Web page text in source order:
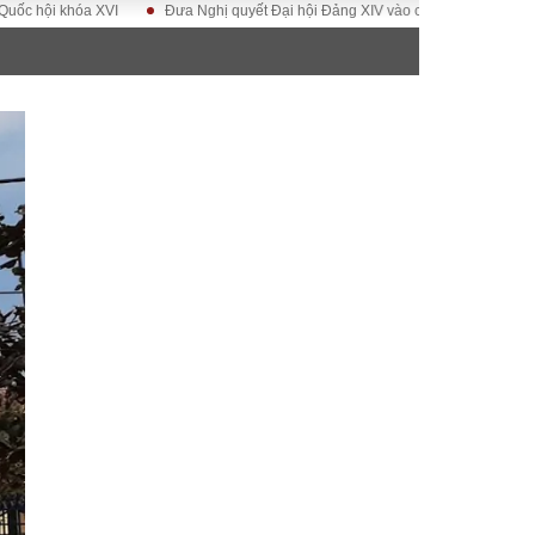
– Đô thị
XVI Đưa Nghị quyết Đại hội Đảng XIV vào cuộc sống